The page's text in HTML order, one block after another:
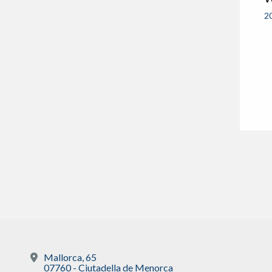
Mallorca, 65
07760 - Ciutadella de Menorca